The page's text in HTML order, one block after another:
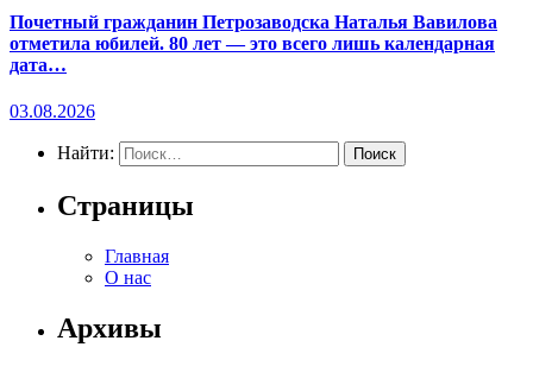
Почетный гражданин Петрозаводска Наталья Вавилова
отметила юбилей. 80 лет — это всего лишь календарная
дата…
03.08.2026
Найти:
Страницы
Главная
О нас
Архивы